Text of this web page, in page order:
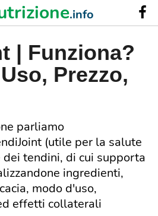
| Funziona?
Prezzo,
parliamo
(utile per la salute
tendini, di cui supporta
ingredienti,
modo d'uso,
effetti collaterali
.info